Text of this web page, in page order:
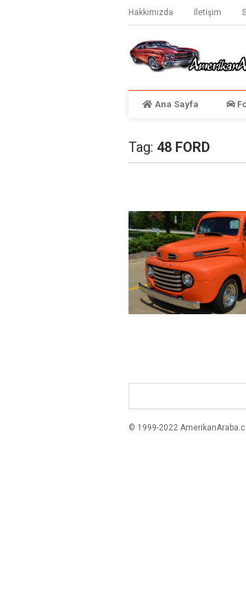
Hakkımızda İletişim
Ana Sayfa
Tag: 48 FORD
© 1999-2022